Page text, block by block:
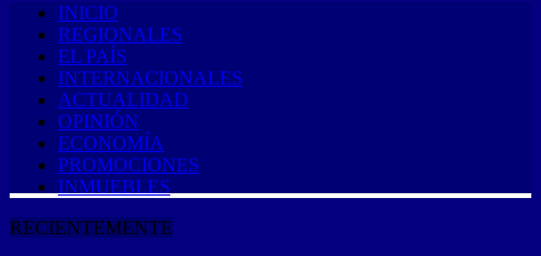
INICIO
REGIONALES
EL PAÍS
INTERNACIONALES
ACTUALIDAD
OPINIÓN
ECONOMÍA
PROMOCIONES
INMUEBLES
RECIENTEMENTE